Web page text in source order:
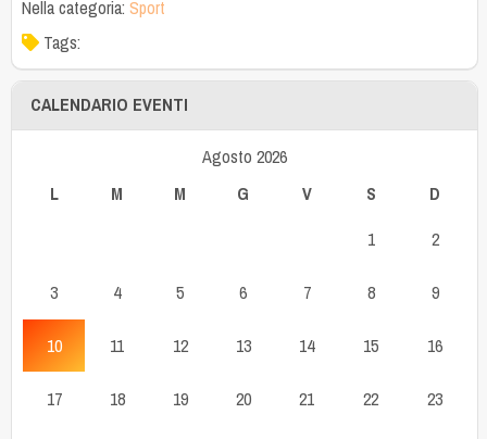
Nella categoria: Sport
Tags:
CALENDARIO EVENTI
Agosto 2026
L
M M G V S D
1 2
3 4 5 6 7 8 9
10 11 12 13 14 15 16
17 18 19 20 21 22 23